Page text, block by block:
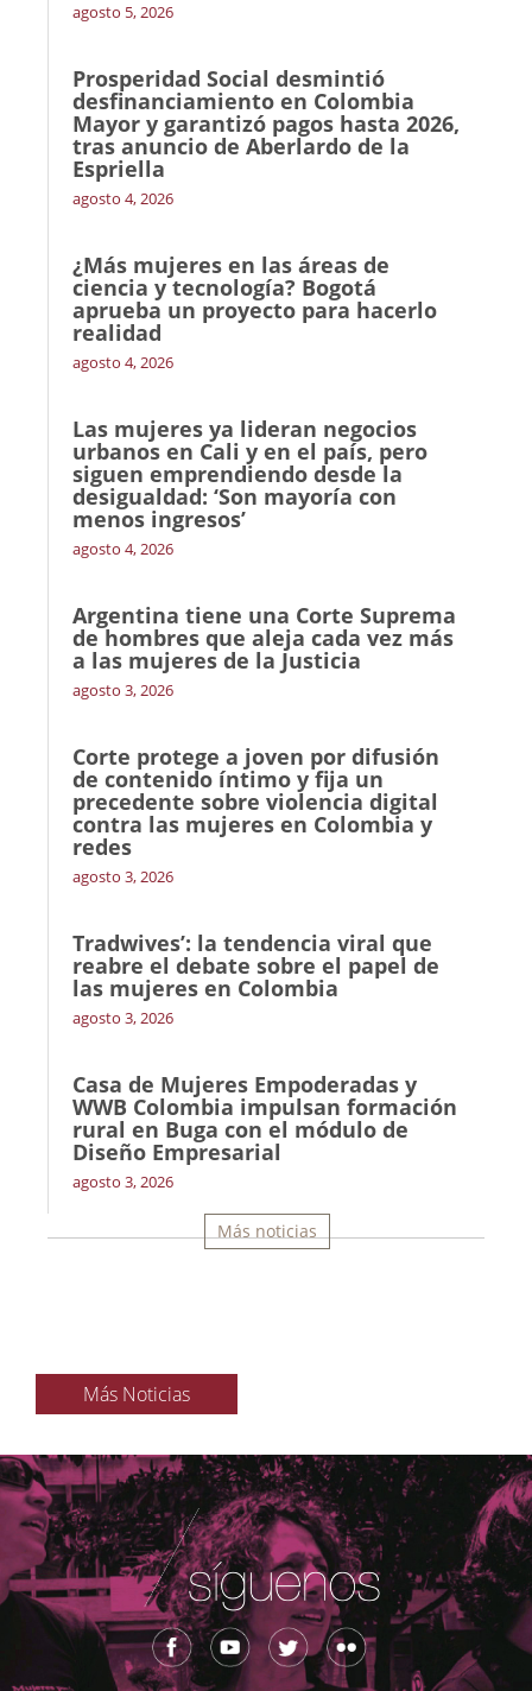
agosto 5, 2026
Prosperidad Social desmintió
desfinanciamiento en Colombia
Mayor y garantizó pagos hasta 2026,
tras anuncio de Aberlardo de la
Espriella
agosto 4, 2026
¿Más mujeres en las áreas de
ciencia y tecnología? Bogotá
aprueba un proyecto para hacerlo
realidad
agosto 4, 2026
Las mujeres ya lideran negocios
urbanos en Cali y en el país, pero
siguen emprendiendo desde la
desigualdad: ‘Son mayoría con
menos ingresos’
agosto 4, 2026
Argentina tiene una Corte Suprema
de hombres que aleja cada vez más
a las mujeres de la Justicia
agosto 3, 2026
Corte protege a joven por difusión
de contenido íntimo y fija un
precedente sobre violencia digital
contra las mujeres en Colombia y
redes
agosto 3, 2026
Tradwives’: la tendencia viral que
reabre el debate sobre el papel de
las mujeres en Colombia
agosto 3, 2026
Casa de Mujeres Empoderadas y
WWB Colombia impulsan formación
rural en Buga con el módulo de
Diseño Empresarial
agosto 3, 2026
Más noticias
Más Noticias